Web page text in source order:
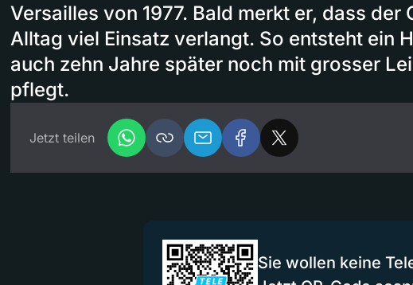
Versailles von 1977. Bald merkt er, dass der
Alltag viel Einsatz verlangt. So entsteht ein
auch zehn Jahre später noch mit grosser
pflegt.
Jetzt teilen
Sie wollen keine